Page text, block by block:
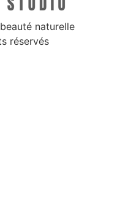
naturelle
réservés